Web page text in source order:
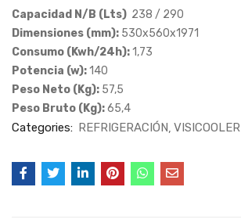
Capacidad N/B (Lts) 238 / 290
Dimensiones (mm): 530x560x1971
Consumo (Kwh/24h):1,73
Potencia (w):140
Peso Neto (Kg): 57,5
Peso Bruto (Kg):65,4
Categories: REFRIGERACIÓN VISICOOLER